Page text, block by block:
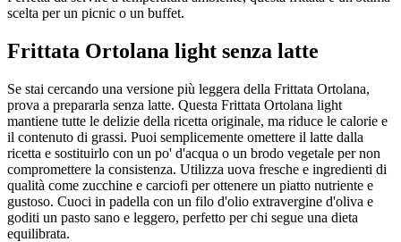
scelta per un picnic o un buffet.
Frittata Ortolana light senza latte
Se stai cercando una versione più leggera della Frittata Ortolana,
prova a prepararla senza latte. Questa Frittata Ortolana light
mantiene tutte le delizie della ricetta originale, ma riduce le calorie e
il contenuto di grassi. Puoi semplicemente omettere il latte dalla
ricetta e sostituirlo con un po' d'acqua o un brodo vegetale per non
compromettere la consistenza. Utilizza uova fresche e ingredienti di
qualità come zucchine e carciofi per ottenere un piatto nutriente e
gustoso. Cuoci in padella con un filo d'olio extravergine d'oliva e
goditi un pasto sano e leggero, perfetto per chi segue una dieta
equilibrata.